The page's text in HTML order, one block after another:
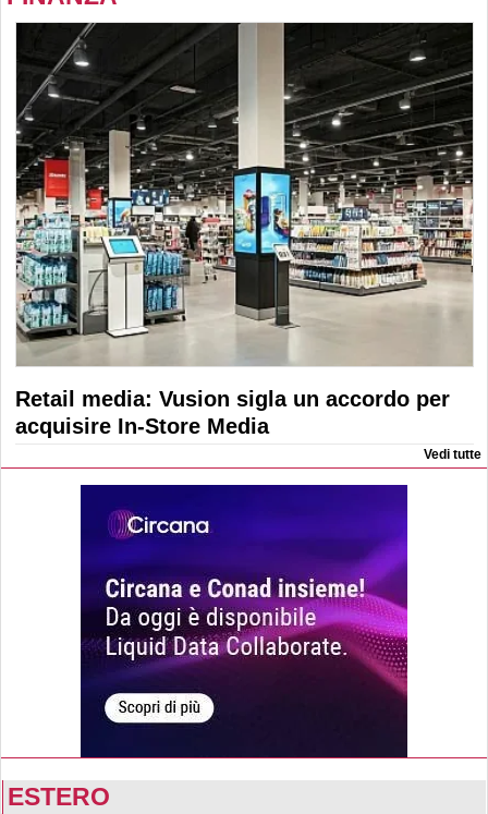
Retail media: Vusion sigla un accordo per
acquisire In-Store Media
Vedi tutte
ESTERO